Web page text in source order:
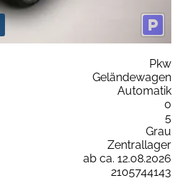
Pkw
Geländewagen
Automatik
0
5
Grau
Zentrallager
ab ca. 12.08.2026
2105744143